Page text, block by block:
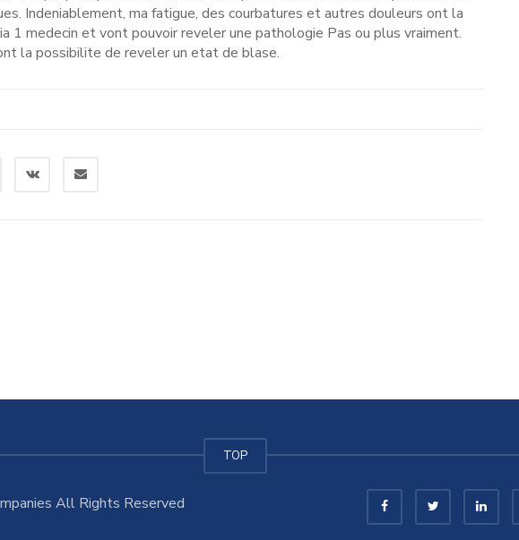
Indeniablement, ma fatigue, des courbatures et autres douleurs ont la
1 medecin et vont pouvoir reveler une pathologie Pas ou plus vraiment.
la possibilite de reveler un etat de blase.
TOP
All Rights Reserved